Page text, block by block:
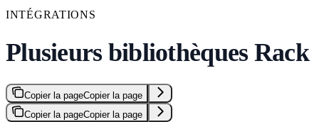
INTÉGRATIONS
Plusieurs bibliothèques Rack
Copier la pageCopier la page
Copier la pageCopier la page